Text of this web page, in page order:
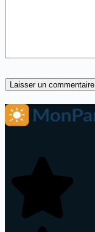
Laisser un commentaire